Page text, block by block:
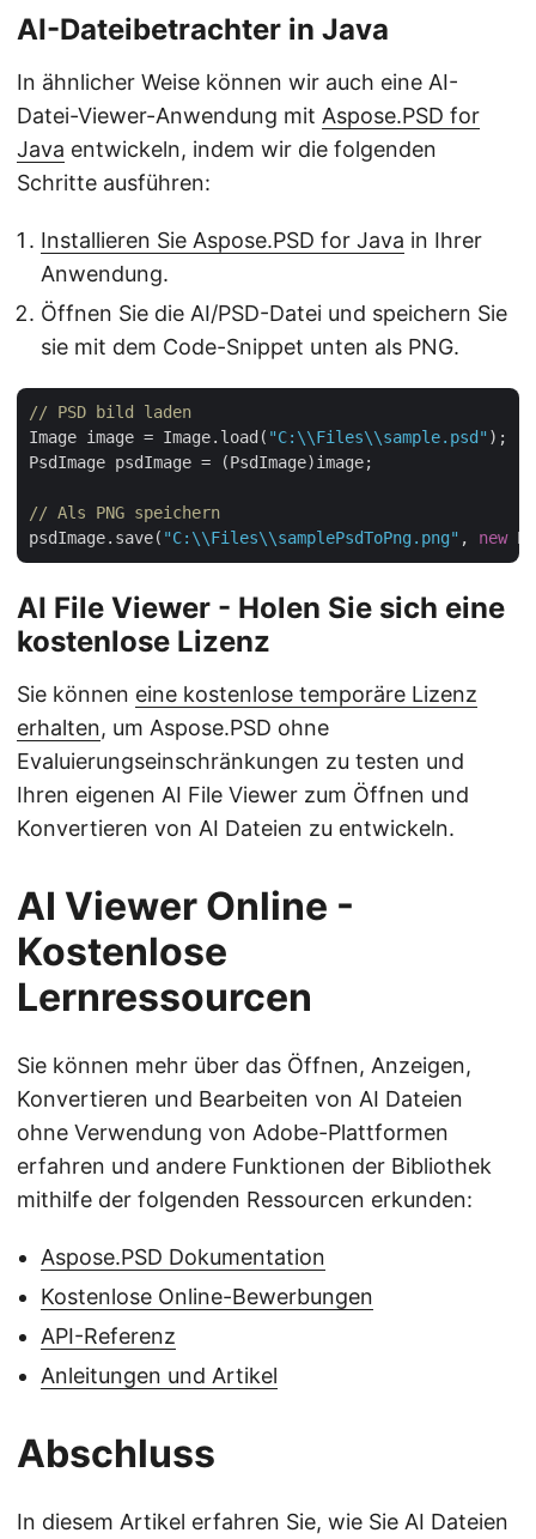
AI-Dateibetrachter in Java
In ähnlicher Weise können wir auch eine AI-
Datei-Viewer-Anwendung mit Aspose.PSD for
Java entwickeln, indem wir die folgenden
Schritte ausführen:
Installieren Sie Aspose.PSD for Java in Ihrer
Anwendung.
Öffnen Sie die AI/PSD-Datei und speichern Sie
sie mit dem Code-Snippet unten als PNG.
// PSD bild laden
Image image = Image.load( "C:\\Files\\sample.psd" );
PsdImage psdImage = (PsdImage)image;
// Als PNG speichern
psdImage.save( "C:\\Files\\samplePsdToPng.png" , new
AI File Viewer - Holen Sie sich eine
kostenlose Lizenz
Sie können eine kostenlose temporäre Lizenz
erhalten, um Aspose.PSD ohne
Evaluierungseinschränkungen zu testen und
Ihren eigenen AI File Viewer zum Öffnen und
Konvertieren von AI Dateien zu entwickeln.
AI Viewer Online -
Kostenlose
Lernressourcen
Sie können mehr über das Öffnen, Anzeigen,
Konvertieren und Bearbeiten von AI Dateien
ohne Verwendung von Adobe-Plattformen
erfahren und andere Funktionen der Bibliothek
mithilfe der folgenden Ressourcen erkunden:
Aspose.PSD Dokumentation
Kostenlose Online-Bewerbungen
API-Referenz
Anleitungen und Artikel
Abschluss
In diesem Artikel erfahren Sie, wie Sie AI Dateien